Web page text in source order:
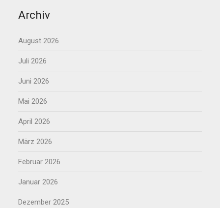
Archiv
August 2026
Juli 2026
Juni 2026
Mai 2026
April 2026
März 2026
Februar 2026
Januar 2026
Dezember 2025